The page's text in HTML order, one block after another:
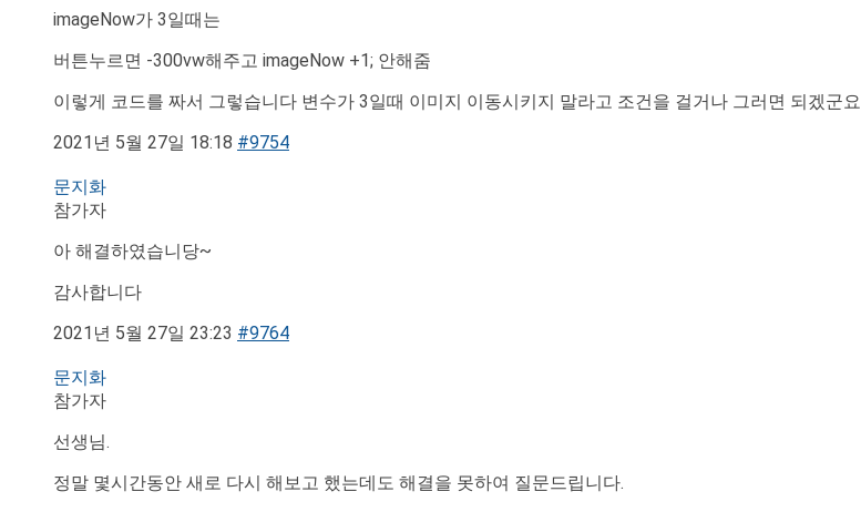
imageNow가 3일때는
버튼누르면 -300vw해주고 imageNow +1; 안해줌
이렇게 코드를 짜서 그렇습니다 변수가 3일때 이미지 이동시키지 말라고 조건을 걸거나 그러면 되겠군요
2021년 5월 27일 18:18 #9754
문지화
참가자
아 해결하였습니당~
감사합니다
2021년 5월 27일 23:23 #9764
문지화
참가자
선생님.
정말 몇시간동안 새로 다시 해보고 했는데도 해결을 못하여 질문드립니다.